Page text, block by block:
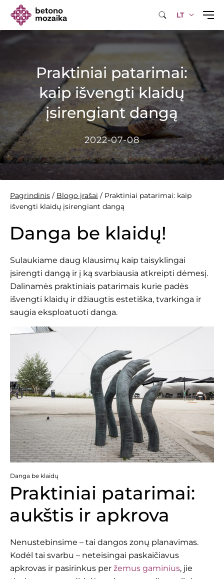
LT
Praktiniai patarimai:
kaip išvengti klaidų
įsirengiant dangą
2022-07-08
Pagrindinis / Blogo įrašai / Praktiniai patarimai: kaip
išvengti klaidų įsirengiant dangą
Danga be klaidų!
Sulaukiame daug klausimų kaip taisyklingai
įsirengti dangą ir į ką svarbiausia atkreipti dėmesį.
Dalinamės praktiniais patarimais kurie padės
išvengti klaidų ir džiaugtis estetiška, tvarkinga ir
saugia eksploatuoti danga.
Danga be klaidų
Praktiniai patarimai:
aukštis ir apkrova
Nenustebinsime – tai dangos zonų planavimas.
Kodėl tai svarbu – neteisingai paskaičiavus
apkrovas ir pasirinkus per žemus gaminius, jie